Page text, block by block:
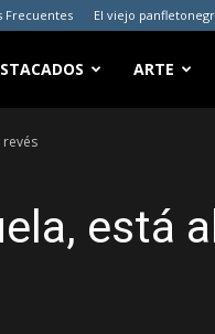
Frecuentes El viejo
ARTE
revés
está